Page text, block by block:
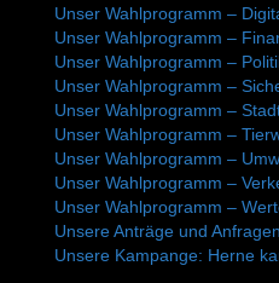
Unser Wahlprogramm –
Unser Wahlprogramm –
Unser Wahlprogramm –
Unser Wahlprogramm –
Unser Wahlprogramm –
Unser Wahlprogramm –
Unser Wahlprogramm –
Unser Wahlprogramm –
Unser Wahlprogramm –
Unsere Anträge und Anfragen
Unsere Kampange: Herne